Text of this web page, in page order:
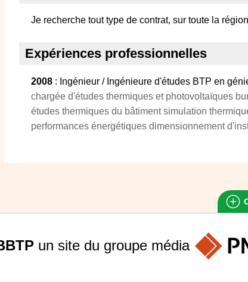
Je recherche tout type de contrat, sur toute la
Expériences professionnelles
2008 : Ingénieur / Ingénieure d'études BTP en
chargée d'études thermiques et photovoltaïques
études thermiques du bâtiment simulation
performances énergétiques dimensionnement
un site du groupe média